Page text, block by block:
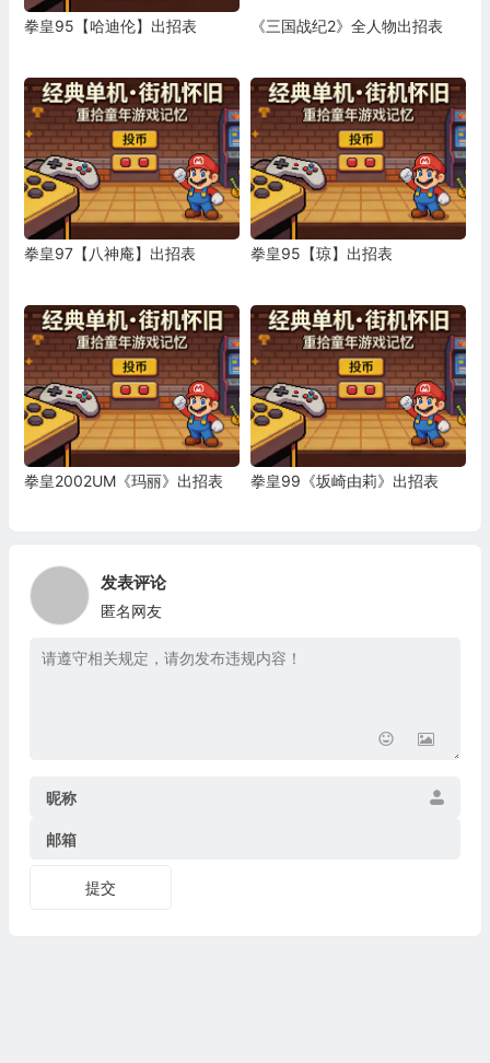
拳皇95【哈迪伦】出招表 《三国战纪2》全人物出招表
拳皇97【八神庵】出招表 拳皇95【琼】出招表
拳皇2002UM《玛丽》出招表 拳皇99《坂崎由莉》出招表
发表评论
匿名网友
昵称
邮箱
提交